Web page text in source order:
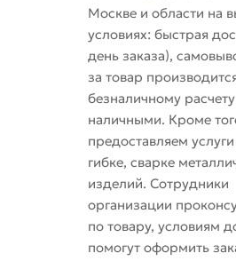
Москве и области на
условиях: быстрая
день заказа),
за товар
безналичному
наличными. Кроме
предоставляем
гибке, сварке
изделий. Сотрудники
организации
по товару, условиям
помогут оформить